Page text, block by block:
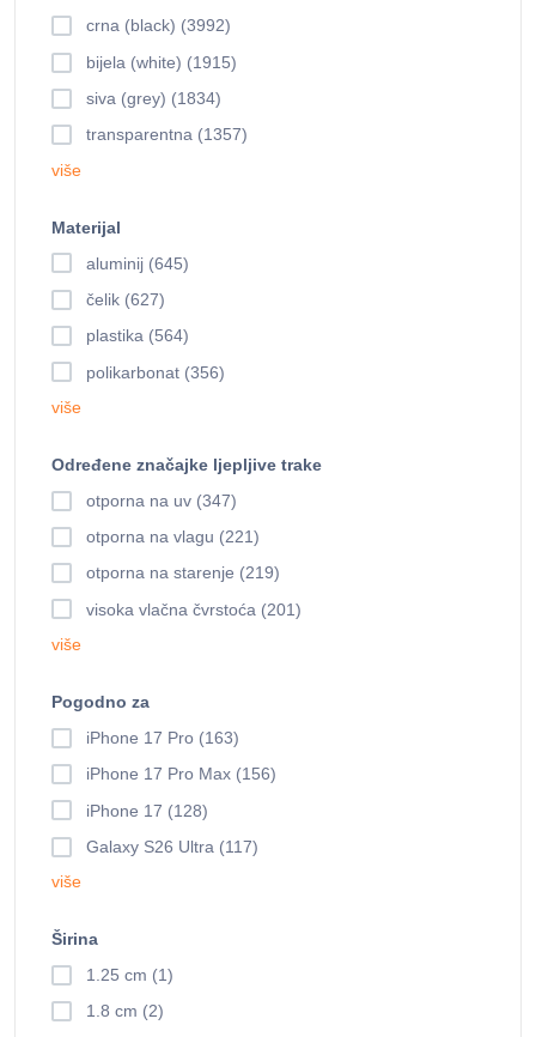
crna (black) (3992)
bijela (white) (1915)
siva (grey) (1834)
transparentna (1357)
više
Materijal
aluminij (645)
čelik (627)
plastika (564)
polikarbonat (356)
više
Određene značajke ljepljive trake
otporna na uv (347)
otporna na vlagu (221)
otporna na starenje (219)
visoka vlačna čvrstoća (201)
više
Pogodno za
iPhone 17 Pro (163)
iPhone 17 Pro Max (156)
iPhone 17 (128)
Galaxy S26 Ultra (117)
više
Širina
1.25 cm (1)
1.8 cm (2)